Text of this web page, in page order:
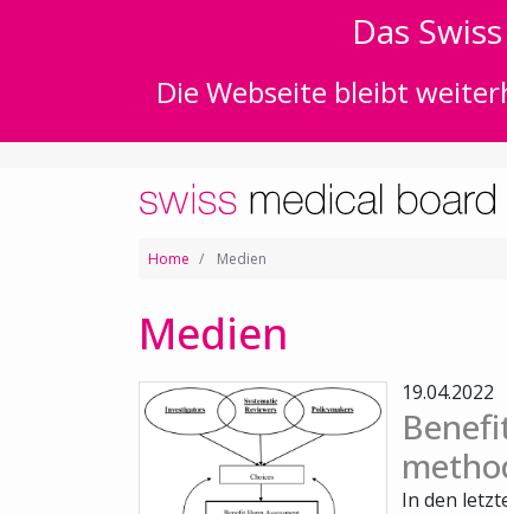
Das
Die Webseite bleibt
Home Medien
Medien
19.04.2022
In den